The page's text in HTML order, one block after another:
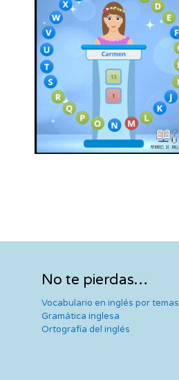
No te pierdas…
Vocabulario en inglés por temas
Gramática inglesa
Ortografía del inglés